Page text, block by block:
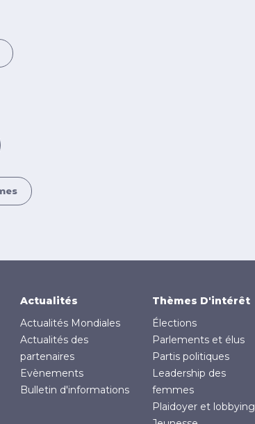
Actualités
Actualités Mondiales
Actualités des
partenaires
Evènements
Bulletin d'informations
Thèmes D'intérêt
Élections
Parlements et élus
Partis politiques
Leadership des
femmes
Plaidoyer et lobbying